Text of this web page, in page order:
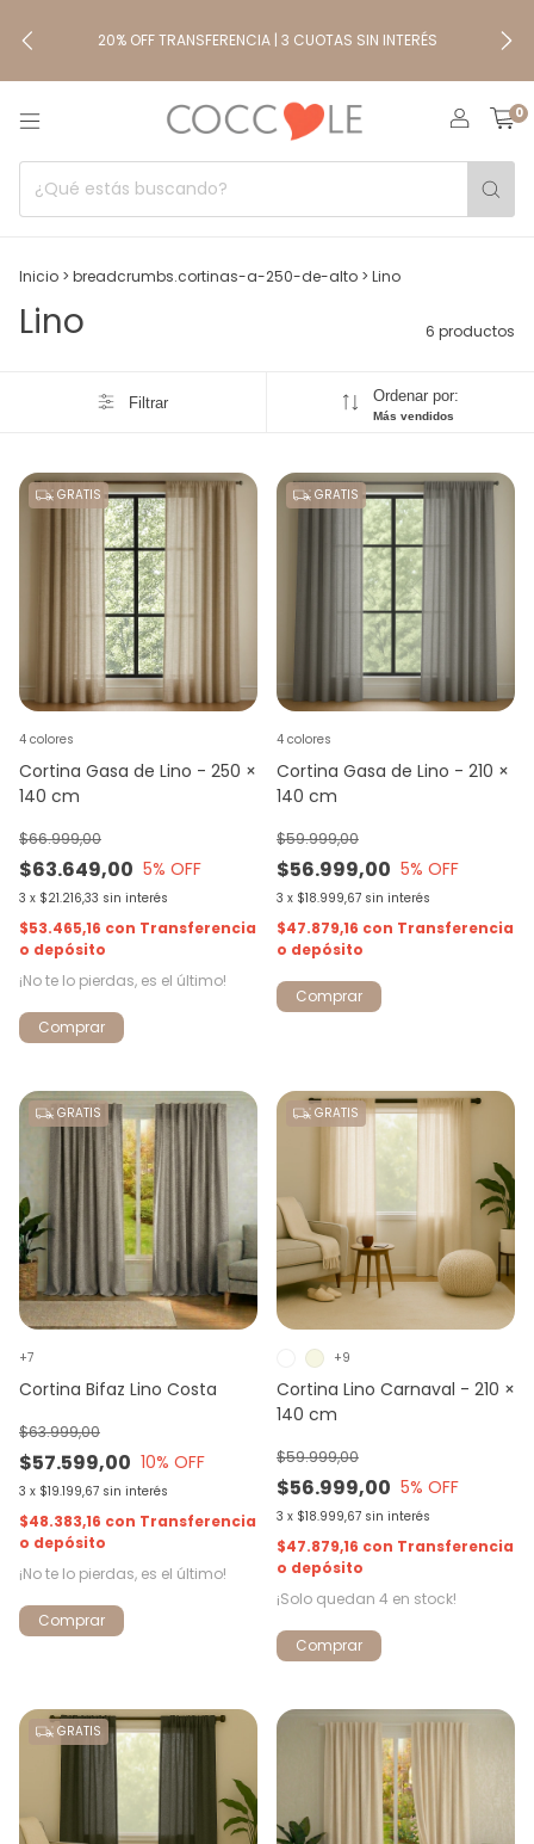
20% OFF TRANSFERENCIA | 3 CUOTAS SIN INTERÉS
0
Inicio > breadcrumbs.cortinas-a-250-de-alto > Lino
Lino 6 productos
Filtrar Ordenar por:
Más vendidos
GRATIS
Cortina Gasa de Lino - 250 ×
140 cm
$63.649,00
$66.999,00
5% OFF
3 x $21.216,33 sin interés
$53.465,16 con Transferencia
o depósito
¡No te lo pierdas, es el último!
4 colores
Comprar
GRATIS
Cortina Gasa de Lino - 210 ×
140 cm
$56.999,00
$59.999,00
5% OFF
3 x $18.999,67 sin interés
$47.879,16 con Transferencia
o depósito
4 colores
Comprar
GRATIS
Cortina Bifaz Lino Costa
$57.599,00
$63.999,00
10% OFF
3 x $19.199,67 sin interés
$48.383,16 con Transferencia
o depósito
¡No te lo pierdas, es el último!
+7
Comprar
GRATIS
Cortina Lino Carnaval - 210 ×
140 cm
$56.999,00
$59.999,00
5% OFF
3 x $18.999,67 sin interés
$47.879,16 con Transferencia
o depósito
¡Solo quedan 4 en stock!
+9
Comprar
GRATIS